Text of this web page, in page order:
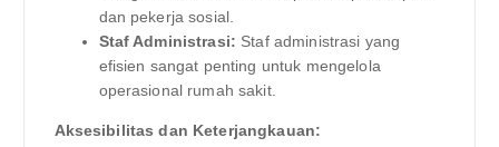
dan pekerja sosial.
Staf Administrasi: Staf administrasi yang
efisien sangat penting untuk mengelola
operasional rumah sakit.
Aksesibilitas dan Keterjangkauan: